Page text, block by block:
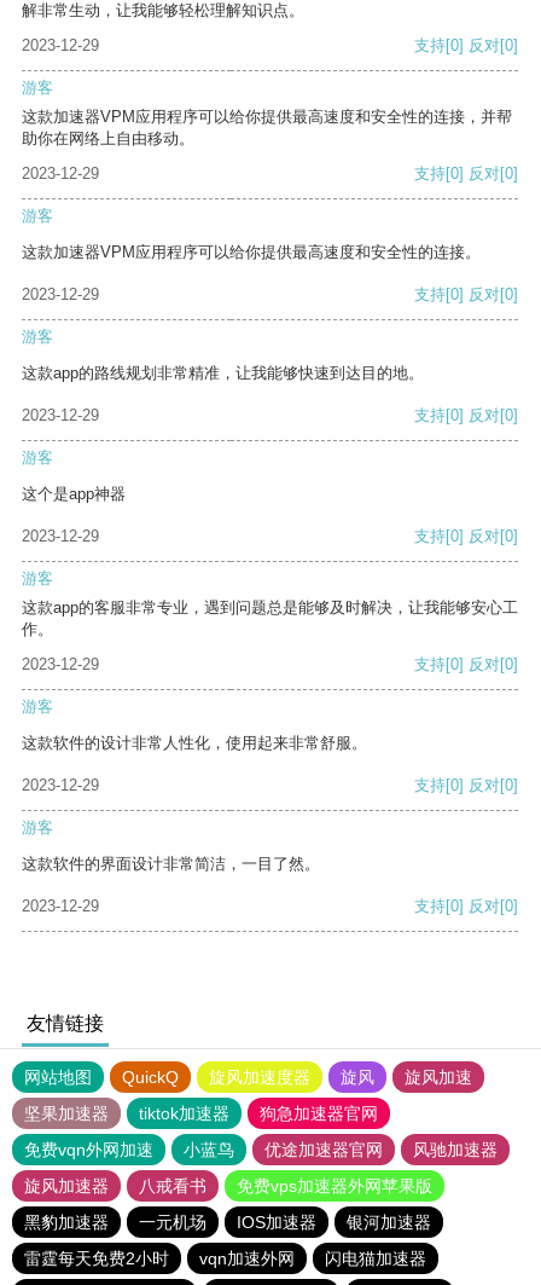
解非常生动，让我能够轻松理解知识点。
2023-12-29
支持[0] 反对[0]
游客
这款加速器VPM应用程序可以给你提供最高速度和安全性的连接，并帮
助你在网络上自由移动。
2023-12-29
支持[0] 反对[0]
游客
这款加速器VPM应用程序可以给你提供最高速度和安全性的连接。
2023-12-29 支持[0] 反对[0]
游客
这款app的路线规划非常精准，让我能够快速到达目的地。
2023-12-29 支持[0] 反对[0]
游客
这个是app神器
2023-12-29 支持[0] 反对[0]
游客
这款app的客服非常专业，遇到问题总是能够及时解决，让我能够安心工
作。
2023-12-29
支持[0] 反对[0]
游客
这款软件的设计非常人性化，使用起来非常舒服。
2023-12-29 支持[0] 反对[0]
游客
这款软件的界面设计非常简洁，一目了然。
2023-12-29 支持[0] 反对[0]
友情链接
网站地图 QuickQ 旋风加速度器 旋风
旋风加速
坚果加速器
tiktok加速器
狗急加速器官网
免费vqn外网加速
小蓝鸟 优途加速器官网
风驰加速器
旋风加速器
八戒看书
免费vps加速器外网苹果版
黑豹加速器
一元机场 IOS加速器
银河加速器
雷霆每天免费2小时
vqn加速外网 闪电猫加速器